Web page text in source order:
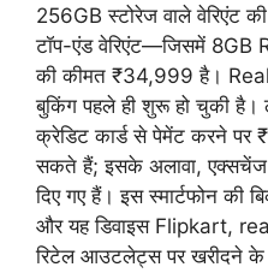
256GB स्टोरेज वाले वेरिएंट
टॉप-एंड वेरिएंट—जिसमें
की कीमत ₹34,999 है।
बुकिंग पहले ही शुरू हो चुकी
क्रेडिट कार्ड से पेमेंट करने पर
सकते हैं; इसके अलावा,
दिए गए हैं। इस स्मार्टफोन की
और यह डिवाइस Flipkart,
रिटेल आउटलेट्स पर खरीदने के